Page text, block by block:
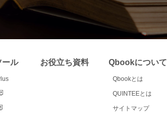
ール お役立ち資料 Qbookについて
Qbookとは
QUINTEEとは
サイトマップ